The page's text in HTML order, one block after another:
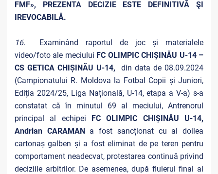
FMF», PREZENTA DECIZIE ESTE DEFINITIVĂ ŞI
IREVOCABILĂ.
16. Examinând raportul de joc și materialele
video/foto ale meciului FC OLIMPIC CHIȘINĂU U-14 –
CS GETICA CHIȘINĂU U-14, din data de 08.09.2024
(Campionatului R. Moldova la Fotbal Copii și Juniori,
Ediția 2024/25, Liga Națională, U-14, etapa a V-a) s-a
constatat că în minutul 69 al meciului, Antrenorul
principal al echipei FC OLIMPIC CHIȘINĂU U-14,
Andrian CARAMANa fost sancționat cu al doilea
cartonaș galben și a fost eliminat de pe teren pentru
comportament neadecvat, protestarea continuă privind
deciziile arbitrilor. De asemenea, după fluierul final al